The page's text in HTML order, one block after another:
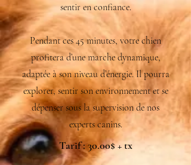
sentir en confiance.
Pendant ces 45 minutes, votre chien
profitera d’une marche dynamique,
adaptée à son niveau d’énergie. Il pourra
explorer, sentir son environnement et se
dépenser sous la supervision de nos
experts canins.
Tarif : 30.00$ + tx